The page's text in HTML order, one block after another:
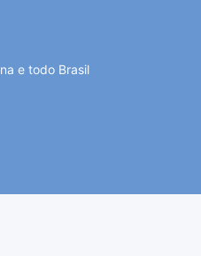
e todo Brasil